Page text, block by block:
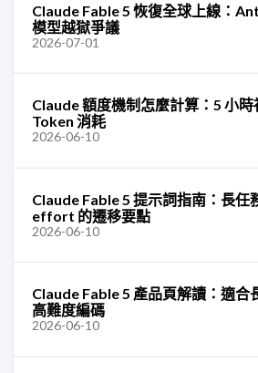
Claude Fable 5 恢復全球上線：
模型越獄爭議
2026-07-01
Claude 額度機制怎麼計算：5 小
Token 消耗
2026-06-10
Claude Fable 5 提示詞指南：長任
effort 的遷移要點
2026-06-10
Claude Fable 5 產品頁解讀：適合
高難度編碼
2026-06-10